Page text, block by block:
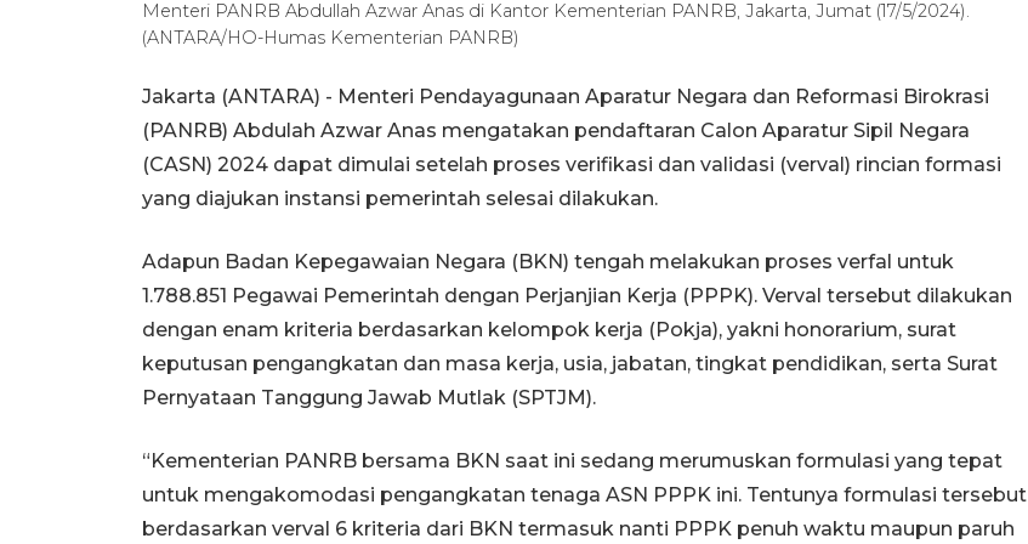
Menteri PANRB Abdullah Azwar Anas di Kantor Kementerian PANRB, Jakarta, Jumat (17/5/2024).
(ANTARA/HO-Humas Kementerian PANRB)
Jakarta (ANTARA) - Menteri Pendayagunaan Aparatur Negara dan Reformasi Birokrasi
(PANRB) Abdulah Azwar Anas mengatakan pendaftaran Calon Aparatur Sipil Negara
(CASN) 2024 dapat dimulai setelah proses verifikasi dan validasi (verval) rincian formasi
yang diajukan instansi pemerintah selesai dilakukan.
Adapun Badan Kepegawaian Negara (BKN) tengah melakukan proses verfal untuk
1.788.851 Pegawai Pemerintah dengan Perjanjian Kerja (PPPK). Verval tersebut dilakukan
dengan enam kriteria berdasarkan kelompok kerja (Pokja), yakni honorarium, surat
keputusan pengangkatan dan masa kerja, usia, jabatan, tingkat pendidikan, serta Surat
Pernyataan Tanggung Jawab Mutlak (SPTJM).
“Kementerian PANRB bersama BKN saat ini sedang merumuskan formulasi yang tepat
untuk mengakomodasi pengangkatan tenaga ASN PPPK ini. Tentunya formulasi tersebut
berdasarkan verval 6 kriteria dari BKN termasuk nanti PPPK penuh waktu maupun paruh